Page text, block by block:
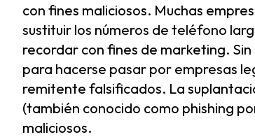
con fines maliciosos. Muchas
sustituir los números de teléfono
recordar con fines de marketing.
para hacerse pasar por empresas
remitente falsificados. La
(también conocido como phishing
maliciosos.